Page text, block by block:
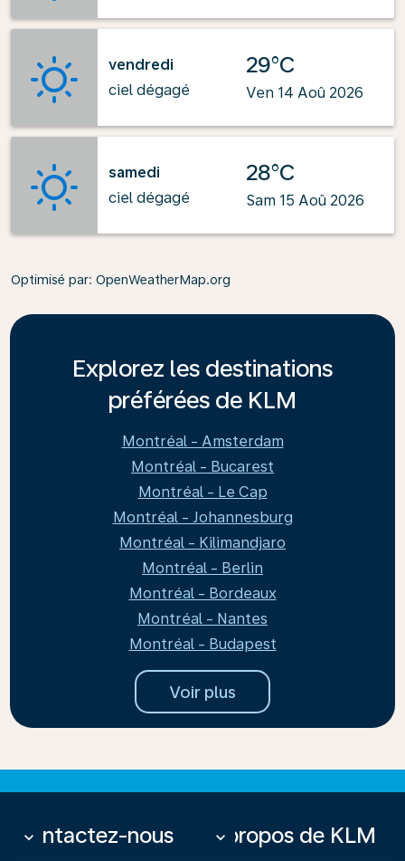
vendredi
ciel dégagé
29°C
Ven 14 Aoû 2026
samedi
ciel dégagé
28°C
Sam 15 Aoû 2026
Optimisé par: OpenWeatherMap.org
Explorez les destinations
préférées de KLM
Montréal - Amsterdam
Montréal - Bucarest
Montréal - Le Cap
Montréal - Johannesburg
Montréal - Kilimandjaro
Montréal - Berlin
Montréal - Bordeaux
Montréal - Nantes
Montréal - Budapest
Voir plus
Contactez-nous
keyboard_arrow_down À propos de KLM
keyboard_arrow_down